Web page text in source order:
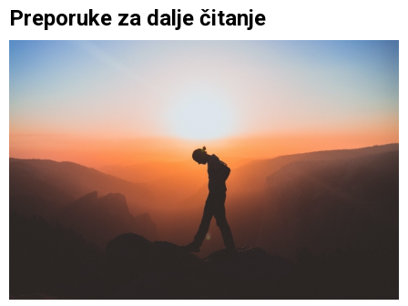
Preporuke za dalje čitanje